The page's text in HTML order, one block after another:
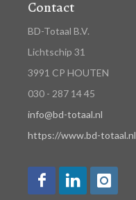
Contact
BD-Totaal B.V.
Lichtschip 31
3991 CP HOUTEN
030 - 287 14 45
info@bd-totaal.nl
https://www.bd-totaal.nl